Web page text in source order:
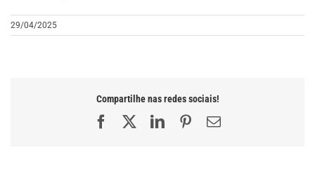
29/04/2025
Compartilhe nas redes sociais!
FacebookLinkedInPinterest
E-